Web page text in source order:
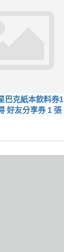
巴克紙本飲料券1
好友分享券 1 張